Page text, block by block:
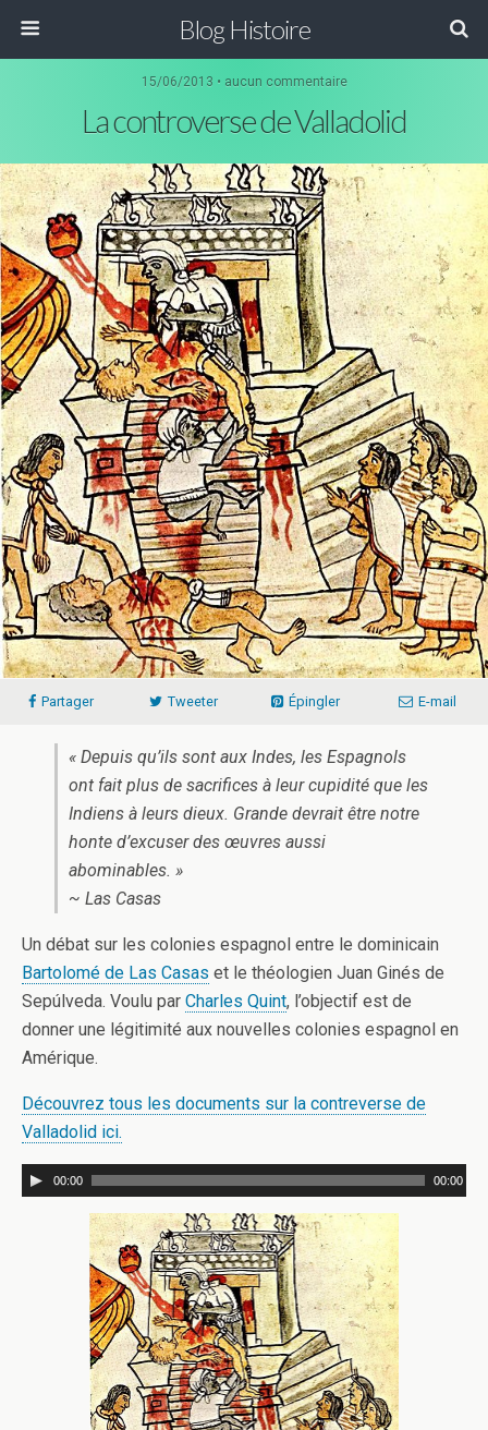
Blog Histoire
15/06/2013 • aucun commentaire
La controverse de Valladolid
Partager Tweeter Épingler E-mail
« Depuis qu’ils sont aux Indes, les Espagnols
ont fait plus de sacrifices à leur cupidité que les
Indiens à leurs dieux. Grande devrait être notre
honte d’excuser des œuvres aussi
abominables. »
~ Las Casas
Un débat sur les colonies espagnol entre le dominicain
Bartolomé de Las Casas et le théologien Juan Ginés de
Sepúlveda. Voulu par Charles Quint, l’objectif est de
donner une légitimité aux nouvelles colonies espagnol en
Amérique.
Découvrez tous les documents sur la contreverse de
Valladolid ici.
00:00 00:00